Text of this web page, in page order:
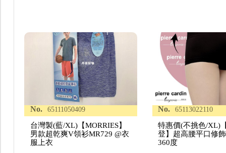
No. 65111050409
台灣製(藍/XL)【MORRIES】
男款超乾爽V領衫MR729 @衣
服上衣
No. 65113022110
特惠價(不挑色/XL)
登】超高腰平口修
360度